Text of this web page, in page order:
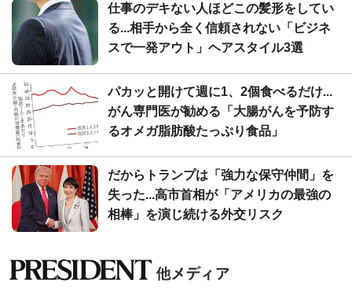
仕事のデキない人ほどこの髪形をしてい
る...相手から全く信頼されない「ビジネ
スで一発アウト」ヘアスタイル3選
パカッと開けて週に1、2個食べるだけ...
がん専門医が勧める「大腸がんを予防す
るオメガ脂肪酸たっぷり食品」
だからトランプは「強力な保守仲間」を
失った...高市首相が「アメリカの最強の
相棒」を演じ続ける外交リスク